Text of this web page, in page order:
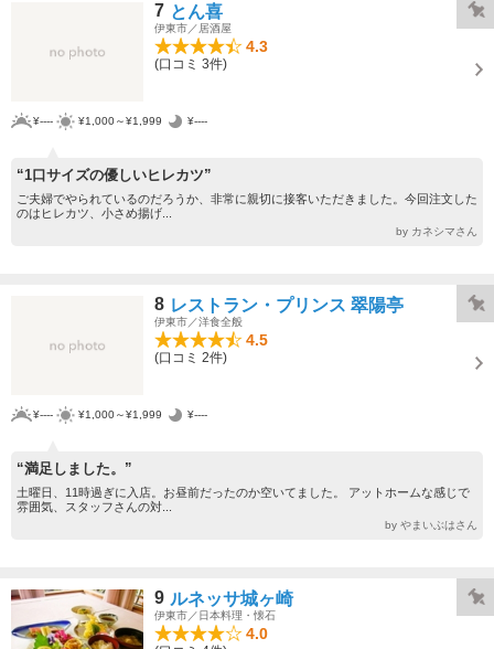
7 とん喜
伊東市／居酒屋
4.3
(口コミ 3件)
¥---- ¥1,000～¥1,999 ¥----
“1口サイズの優しいヒレカツ”
ご夫婦でやられているのだろうか、非常に親切に接客いただきました。今回注文した
のはヒレカツ、小さめ揚げ...
by カネシマさん
8 レストラン・プリンス 翠陽亭
伊東市／洋食全般
4.5
(口コミ 2件)
¥---- ¥1,000～¥1,999 ¥----
“満足しました。”
土曜日、11時過ぎに入店。お昼前だったのか空いてました。 アットホームな感じで
雰囲気、スタッフさんの対...
by やまいぶはさん
9 ルネッサ城ヶ崎
伊東市／日本料理・懐石
4.0